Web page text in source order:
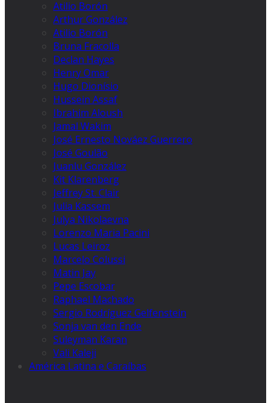
Atilio Borón
Arthur González
Atilio Borón
Bruna Fracolla
Declan Hayes
Henry Omar
Hugo Dionísio
Hussein Assaf
Ibrahim Aloush
Jamal Wakim
José Ernesto Nováez Guerrero
José Goulão
Juanlu González
Kit Klarenberg
Jeffrey St. Clair
Julia Kassem
Julya Nikolaevna
Lorenzo Maria Pacini
Lucas Leiroz
Marcelo Colussi
Matin Jay
Pepe Escobar
Raphael Machado
Sergio Rodríguez Gelfenstein
Sonja van den Ende
Suleyman Karan
Vali Kaleji
América Latina e Caraíbas